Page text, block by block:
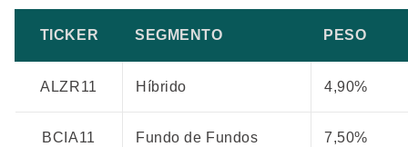
TICKER SEGMENTO PESO
ALZR11 Híbrido 4,90%
BCIA11 Fundo de Fundos 7,50%